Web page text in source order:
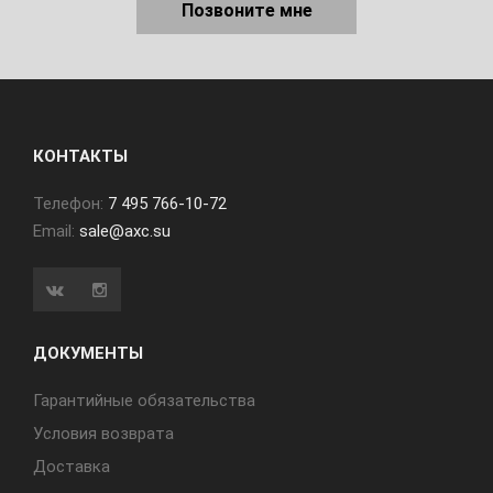
Позвоните мне
КОНТАКТЫ
Телефон: 7 495 766-10-72
Email: sale@axc.su
ДОКУМЕНТЫ
Гарантийные обязательства
Условия возврата
Доставка